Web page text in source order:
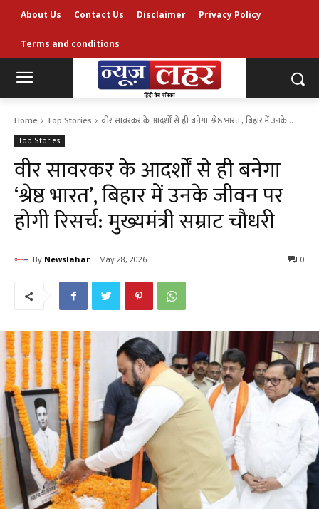
About Us Contact Us Disclaimer Privacy Policy
Terms and conditions
Home Top Stories वीर सावरकर के आदर्शों से ही बनेगा 'श्रेष्ठ भारत', बिहार में उनके...
Top Stories
वीर सावरकर के आदर्शों से ही बनेगा
‘श्रेष्ठ भारत’, बिहार में उनके जीवन पर
होगी रिसर्च: मुख्यमंत्री सम्राट चौधरी
By Newslahar May 28, 2026 0